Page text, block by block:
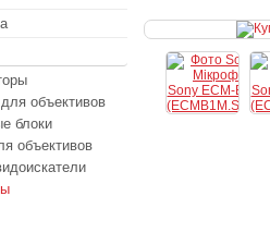
объективов
блоки
объективов